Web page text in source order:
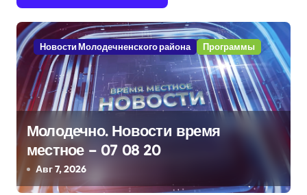
г
а
ц
и
я
п
о
Новости Молодечненского района Программы
Молодечно. Новости время
местное – 07 08 20
Авг 7, 2026